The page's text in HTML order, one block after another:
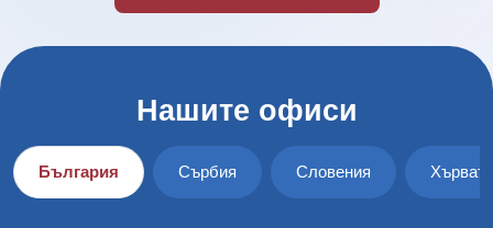
Нашите офиси
България Сърбия Словения